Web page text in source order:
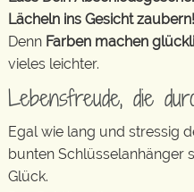
Lächeln ins Gesicht zaubern!
Denn Farben machen
vieles leichter.
Lebensfreude, die
Egal wie lang und stressig
bunten Schlüsselanhänger
Glück.